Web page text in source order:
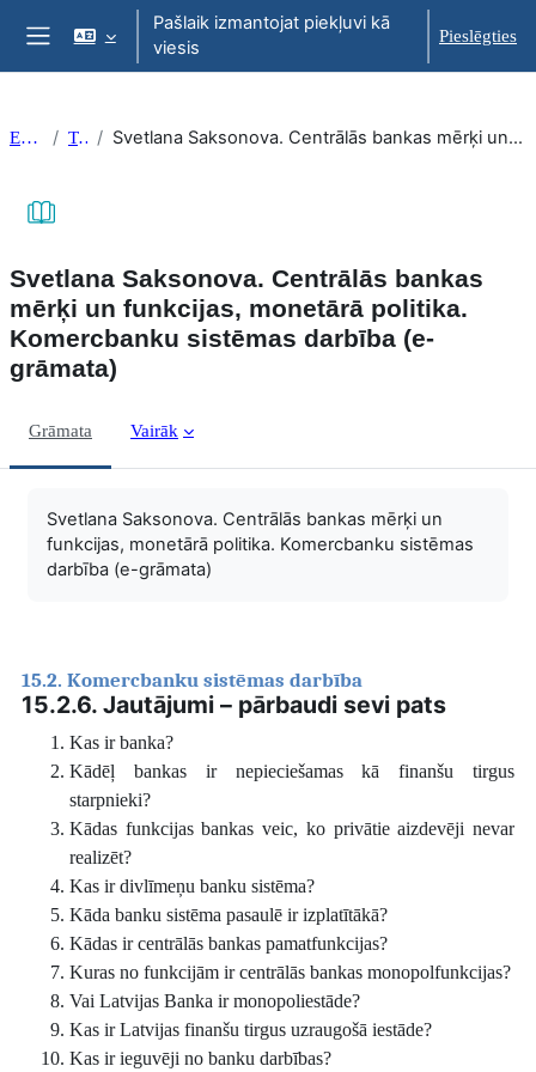
Atvērt galveno saturu
Sānu panelis
Pašlaik izmantojat piekļuvi kā
viesis
Pieslēgties
EkonT000 Topic 20 Svetlana Saksonova. Centrālās bankas mērķi un funkcijas, monetārā politika. Komercbanku sistēmas darbība (e-grāmata)
Svetlana Saksonova. Centrālās bankas
mērķi un funkcijas, monetārā politika.
Komercbanku sistēmas darbība (e-
grāmata)
Grāmata Vairāk
Svetlana Saksonova. Centrālās bankas mērķi un
funkcijas, monetārā politika. Komercbanku sistēmas
darbība (e-grāmata)
15.2. Komercbanku sistēmas darbība
15.2.6. Jautājumi – pārbaudi sevi pats
Kas ir banka?
Kādēļ bankas ir nepieciešamas kā finanšu tirgus
starpnieki?
Kādas funkcijas bankas veic, ko privātie aizdevēji nevar
realizēt?
Kas ir divlīmeņu banku sistēma?
Kāda banku sistēma pasaulē ir izplatītākā?
Kādas ir centrālās bankas pamatfunkcijas?
Kuras no funkcijām ir centrālās bankas monopolfunkcijas?
Vai Latvijas Banka ir monopoliestāde?
Kas ir Latvijas finanšu tirgus uzraugošā iestāde?
Kas ir ieguvēji no banku darbības?